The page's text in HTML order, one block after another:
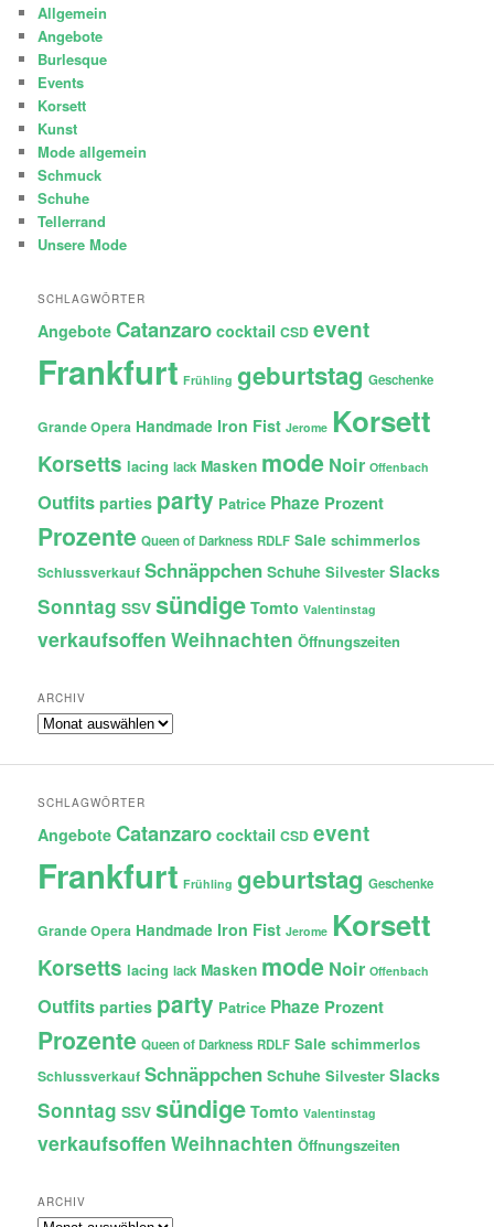
Allgemein
Angebote
Burlesque
Events
Korsett
Kunst
Mode allgemein
Schmuck
Schuhe
Tellerrand
Unsere Mode
SCHLAGWÖRTER
Angebote Catanzaro cocktail CSD event
Frankfurt Frühling geburtstag Geschenke
Grande Opera Handmade Iron Fist Jerome Korsett
Korsetts lacing lack Masken mode Noir Offenbach
Outfits parties party Patrice Phaze Prozent
Prozente Queen of Darkness RDLF Sale schimmerlos
Schlussverkauf Schnäppchen Schuhe Silvester Slacks
Sonntag SSV sündige Tomto Valentinstag
verkaufsoffen Weihnachten Öffnungszeiten
ARCHIV
Archiv
SCHLAGWÖRTER
Angebote Catanzaro cocktail CSD event
Frankfurt Frühling geburtstag Geschenke
Grande Opera Handmade Iron Fist Jerome Korsett
Korsetts lacing lack Masken mode Noir Offenbach
Outfits parties party Patrice Phaze Prozent
Prozente Queen of Darkness RDLF Sale schimmerlos
Schlussverkauf Schnäppchen Schuhe Silvester Slacks
Sonntag SSV sündige Tomto Valentinstag
verkaufsoffen Weihnachten Öffnungszeiten
ARCHIV